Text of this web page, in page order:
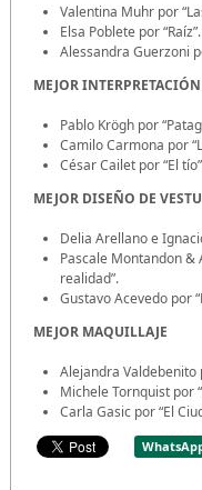
Valentina Muhr por
Elsa Poblete por “Raíz”.
Alessandra Guerzoni
MEJOR
Pablo Krögh por
Camilo Carmona por
César Cailet por “El
MEJOR DISEÑO DE
Delia Arellano e
Pascale Montandon &
realidad”.
Gustavo Acevedo por
MEJOR MAQUILLAJE
Alejandra Valdebenito
Michele Tornquist por
Carla Gasic por “El